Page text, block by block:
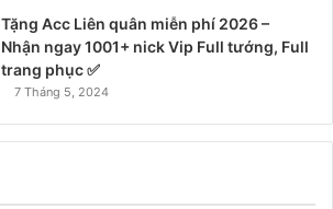
Tặng Acc Liên quân miễn phí 2026 –
Nhận ngay 1001+ nick Vip Full tướng, Full
trang phục ✅
7 Tháng 5, 2024